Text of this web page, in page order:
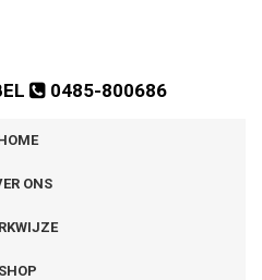
0485-800686
ONS
SHOP